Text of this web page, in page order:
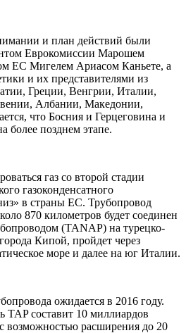
и план действий были
Еврокомиссии Марошем
ЕС Мигелем Ариасом Каньете, а
и их представителями из
Греции, Венгрии, Италии,
Албании, Македонии,
что Босния и Герцеговина и
более позднем этапе.
газ со второй стадии
газоконденсатного
в страны ЕС. Трубопровод
870 километров будет соединен
(TANAP) на турецко-
Кипой, пройдет через
море и далее на юг Италии.
ожидается в 2016 году.
TAP составит 10 миллиардов
возможностью расширения до 20